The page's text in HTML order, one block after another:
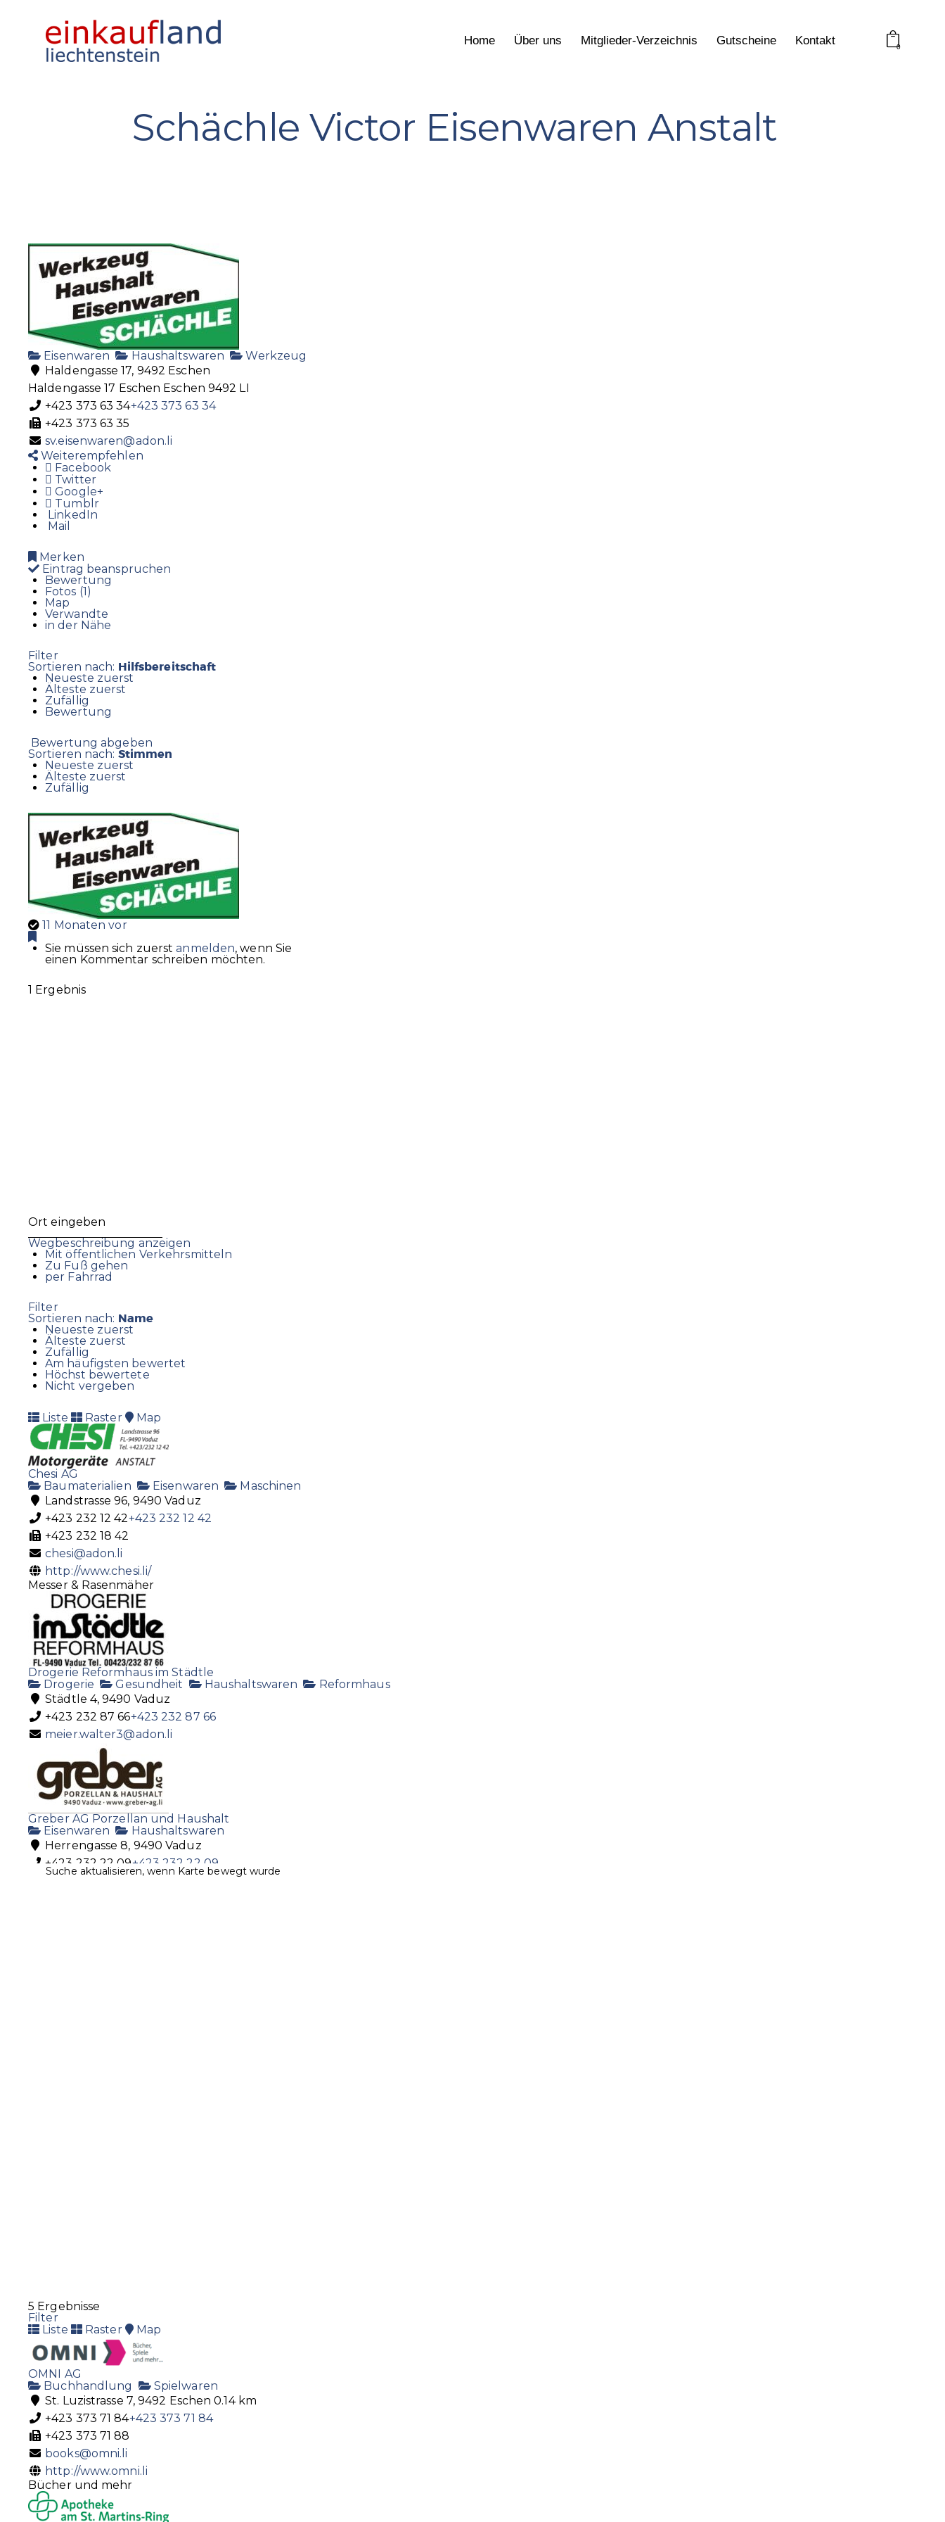
Home Über uns Mitglieder-Verzeichnis Gutscheine Kontakt 0
Schächle Victor Eisenwaren Anstalt
Eisenwaren Haushaltswaren
Werkzeug
Haldengasse 17, 9492 Eschen
Haldengasse 17 Eschen Eschen 9492 LI
+423 373 63 34+423 373 63 34
+423 373 63 35
sv.eisenwaren@adon.li
Weiterempfehlen
Facebook
Twitter
Google+
Tumblr
LinkedIn
Mail
Merken
Eintrag beanspruchen
Bewertung
Fotos (1)
Map
Verwandte
in der Nähe
Filter
Sortieren nach: Hilfsbereitschaft
Neueste zuerst
Älteste zuerst
Zufällig
Bewertung
Bewertung abgeben
Sortieren nach: Stimmen
Neueste zuerst
Älteste zuerst
Zufällig
11 Monaten vor
Sie müssen sich zuerstanmelden, wenn Sie
einen Kommentar schreiben möchten.
1 Ergebnis
Wegbeschreibung anzeigen
Mit öffentlichen Verkehrsmitteln
Zu Fuß gehen
per Fahrrad
Filter
Sortieren nach: Name
Neueste zuerst
Älteste zuerst
Zufällig
Am häufigsten bewertet
Höchst bewertete
Nicht vergeben
Liste Raster Map
Chesi AG
Baumaterialien
Eisenwaren
Maschinen
Landstrasse 96, 9490 Vaduz
+423 232 12 42+423 232 12 42
+423 232 18 42
chesi@adon.li
http://www.chesi.li/
Messer & Rasenmäher
Drogerie Reformhaus im Städtle
Drogerie
Gesundheit Haushaltswaren
Reformhaus
Städtle 4, 9490 Vaduz
+423 232 87 66+423 232 87 66
meier.walter3@adon.li
Greber AG Porzellan und Haushalt
Eisenwaren
Haushaltswaren
Herrengasse 8, 9490 Vaduz
+423 232 22 09+423 232 22 09
Suche aktualisieren, wenn Karte bewegt wurde
5 Ergebnisse
Filter
Liste
Raster Map
OMNI AG
Buchhandlung
Spielwaren
St. Luzistrasse 7, 9492 Eschen 0.14 km
+423 373 71 84+423 373 71 84
+423 373 71 88
books@omni.li
http://www.omni.li
Bücher und mehr